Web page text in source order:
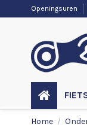
Openingsuren
Home